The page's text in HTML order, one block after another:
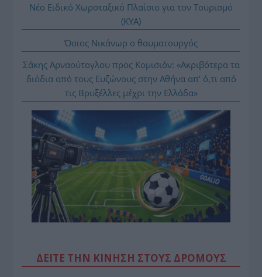
Νέο Ειδικό Χωροταξικό Πλαίσιο για τον Τουρισμό
(ΚΥΑ)
Όσιος Νικάνωρ ο θαυματουργός
Σάκης Αρναούτογλου προς Κομισιόν: «Ακριβότερα τα
διόδια από τους Ευζώνους στην Αθήνα απ’ ό,τι από
τις Βρυξέλλες μέχρι την Ελλάδα»
ΔΕΙΤΕ ΤΗΝ ΚΙΝΗΣΗ ΣΤΟΥΣ ΔΡΌΜΟΥΣ